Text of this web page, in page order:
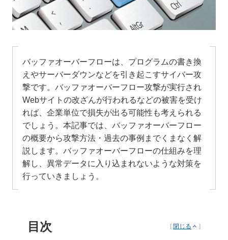
バッファオーバーフローは、プログラムの書き換
えやサーバーダウンなどを引き起こすサイバー攻
撃です。バッファオーバーフロー攻撃が実行され
Webサイトの改ざんが行われるなどの被害を受け
れば、企業単位で損失が出る可能性も考えられる
でしょう。本記事では、バッファオーバーフロー
の概要から攻撃方法・過去の事例までくまなく解
説します。バッファオーバーフローの仕組みを理
解し、異常データに入り込まれないような対策を
行っていきましょう。
目次 [ 閉じる ]